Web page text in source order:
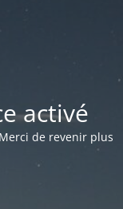
activé
de revenir plus